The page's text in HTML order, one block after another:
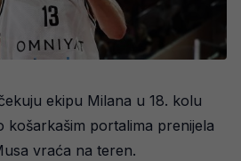
ekipu Milana u 18. kolu
košarkašim portalima prenijela
vraća na teren.